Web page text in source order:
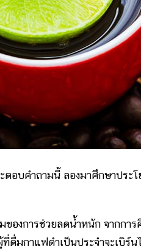
คำถามนี้ ลองมาศึกษาประโ
การช่วยลดน้ำหนัก จากการ
ดื่มกาแฟดำเป็นประจำจะเบิร์